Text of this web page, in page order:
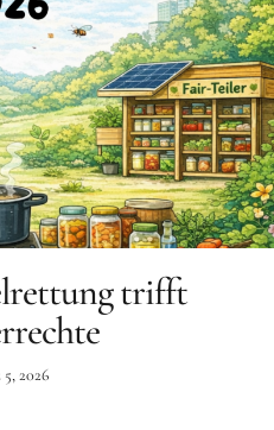
– Bio
Form”
“BNE”-Akteur
Jahr
Kids
trifft
2026